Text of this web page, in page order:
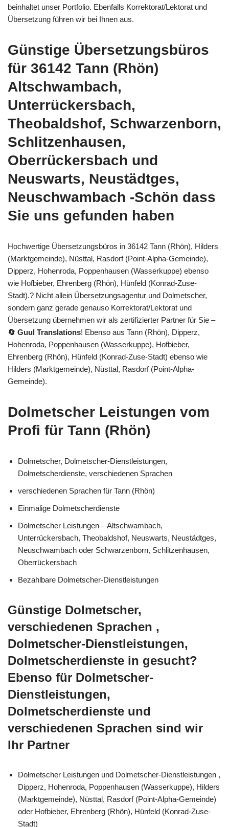
beinhaltet unser Portfolio. Ebenfalls Korrektorat/Lektorat und
Übersetzung führen wir bei Ihnen aus.
Günstige Übersetzungsbüros
für 36142 Tann (Rhön)
Altschwambach,
Unterrückersbach,
Theobaldshof, Schwarzenborn,
Schlitzenhausen,
Oberrückersbach und
Neuswarts, Neustädtges,
Neuschwambach -Schön dass
Sie uns gefunden haben
Hochwertige Übersetzungsbüros in 36142 Tann (Rhön), Hilders
(Marktgemeinde), Nüsttal, Rasdorf (Point-Alpha-Gemeinde),
Dipperz, Hohenroda, Poppenhausen (Wasserkuppe) ebenso
wie Hofbieber, Ehrenberg (Rhön), Hünfeld (Konrad-Zuse-
Stadt).? Nicht allein Übersetzungsagentur und Dolmetscher,
sondern ganz gerade genauso Korrektorat/Lektorat und
Übersetzung übernehmen wir als zertifizierter Partner für Sie –
🔄 Guul Translations! Ebenso aus Tann (Rhön), Dipperz,
Hohenroda, Poppenhausen (Wasserkuppe), Hofbieber,
Ehrenberg (Rhön), Hünfeld (Konrad-Zuse-Stadt) ebenso wie
Hilders (Marktgemeinde), Nüsttal, Rasdorf (Point-Alpha-
Gemeinde).
Dolmetscher Leistungen vom
Profi für Tann (Rhön)
Dolmetscher, Dolmetscher-Dienstleistungen,
Dolmetscherdienste, verschiedenen Sprachen
verschiedenen Sprachen für Tann (Rhön)
Einmalige Dolmetscherdienste
Dolmetscher Leistungen – Altschwambach,
Unterrückersbach, Theobaldshof, Neuswarts, Neustädtges,
Neuschwambach oder Schwarzenborn, Schlitzenhausen,
Oberrückersbach
Bezahlbare Dolmetscher-Dienstleistungen
Günstige Dolmetscher,
verschiedenen Sprachen ,
Dolmetscher-Dienstleistungen,
Dolmetscherdienste in gesucht?
Ebenso für Dolmetscher-
Dienstleistungen,
Dolmetscherdienste und
verschiedenen Sprachen sind wir
Ihr Partner
Dolmetscher Leistungen und Dolmetscher-Dienstleistungen ,
Dipperz, Hohenroda, Poppenhausen (Wasserkuppe), Hilders
(Marktgemeinde), Nüsttal, Rasdorf (Point-Alpha-Gemeinde)
oder Hofbieber, Ehrenberg (Rhön), Hünfeld (Konrad-Zuse-
Stadt)